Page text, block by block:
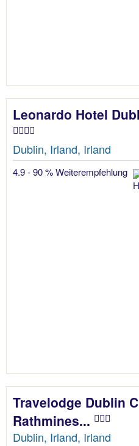
Leonardo Hotel
Dublin, Irland, Irland
4.9 - 90 % Weiterempfehlung
Travelodge Dublin
Rathmines...
Dublin, Irland, Irland